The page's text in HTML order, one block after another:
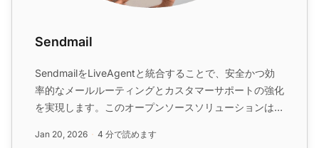
Sendmail
SendmailをLiveAgentと統合することで、安全かつ効
率的なメールルーティングとカスタマーサポートの強化
を実現します。このオープンソースソリューションはさ
チケッティング機能とシームレスに連携します。...
Jan 20, 2026 4 分で読めます